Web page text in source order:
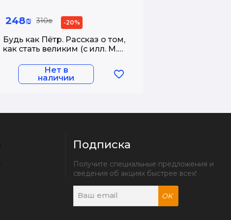
248₪ 310₪ -20%
Будь как Пётр. Рассказ о том,
как стать великим (с илл. М.
Нет в
наличии
Подписка
Получите специальные предложения и
сведения об акциях быстрее всех!
OK